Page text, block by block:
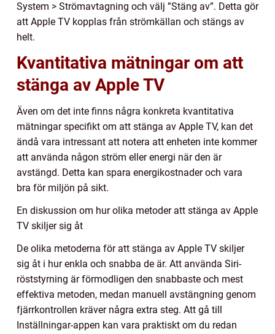
System > Strömavtagning och välj ”Stäng av”. Detta gör
att Apple TV kopplas från strömkällan och stängs av
helt.
Kvantitativa mätningar om att
stänga av Apple TV
Även om det inte finns några konkreta kvantitativa
mätningar specifikt om att stänga av Apple TV, kan det
ändå vara intressant att notera att enheten inte kommer
att använda någon ström eller energi när den är
avstängd. Detta kan spara energikostnader och vara
bra för miljön på sikt.
En diskussion om hur olika metoder att stänga av Apple
TV skiljer sig åt
De olika metoderna för att stänga av Apple TV skiljer
sig åt i hur enkla och snabba de är. Att använda Siri-
röststyrning är förmodligen den snabbaste och mest
effektiva metoden, medan manuell avstängning genom
fjärrkontrollen kräver några extra steg. Att gå till
Inställningar-appen kan vara praktiskt om du redan